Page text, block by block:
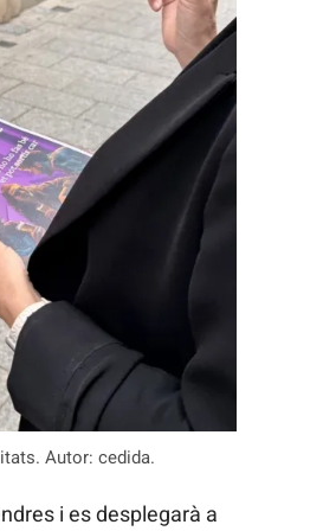
Autor: cedida.
i es desplegarà a